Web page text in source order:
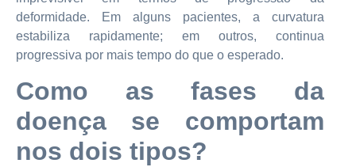
deformidade. Em alguns pacientes, a curvatura
estabiliza rapidamente; em outros, continua
progressiva por mais tempo do que o esperado.
Como as fases da
doença se comportam
nos dois tipos?